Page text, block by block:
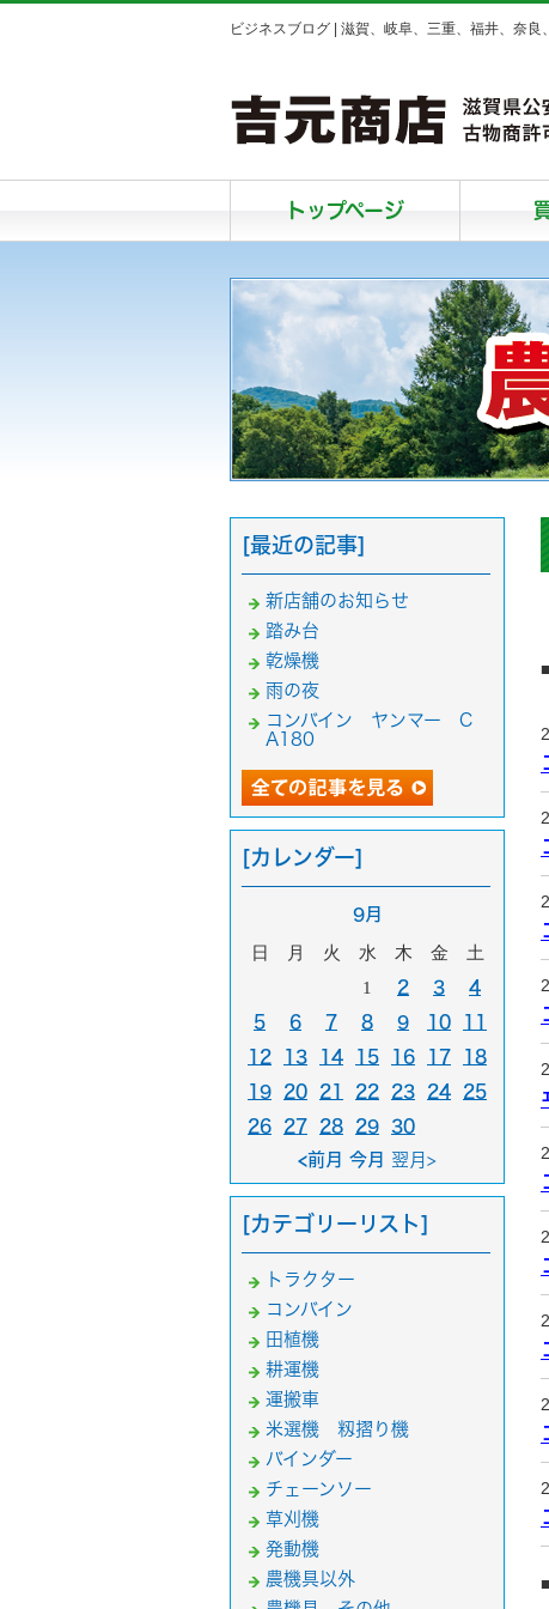
ビジネスブログ | 滋賀、岐阜、三重、福井、奈
トップページ
[最近の記事]
新店舗のお知らせ
踏み台
乾燥機
雨の夜
コンバイン ヤンマー C
A180
[カレンダー]
9月
日 月 火 水 木 金
土
1
2 3
4
5
6 7 8 9 10
11
12
13 14 15 16 17
18
19
20 21 22 23 24
25
26
27 28 29
30
<前月 今月 翌月>
[カテゴリーリスト]
トラクター
コンバイン
田植機
耕運機
運搬車
米選機 籾摺り機
バインダー
チェーンソー
草刈機
発動機
農機具以外